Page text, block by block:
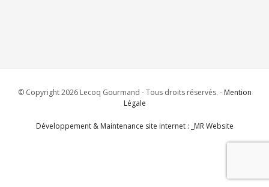
© Copyright 2026 Lecoq Gourmand - Tous droits réservés. - Mention
Légale
Développement & Maintenance site internet : _MR Website